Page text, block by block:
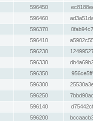
596450
596460
596370
596410
596230
596330
596350
596300
596250
596140
596200